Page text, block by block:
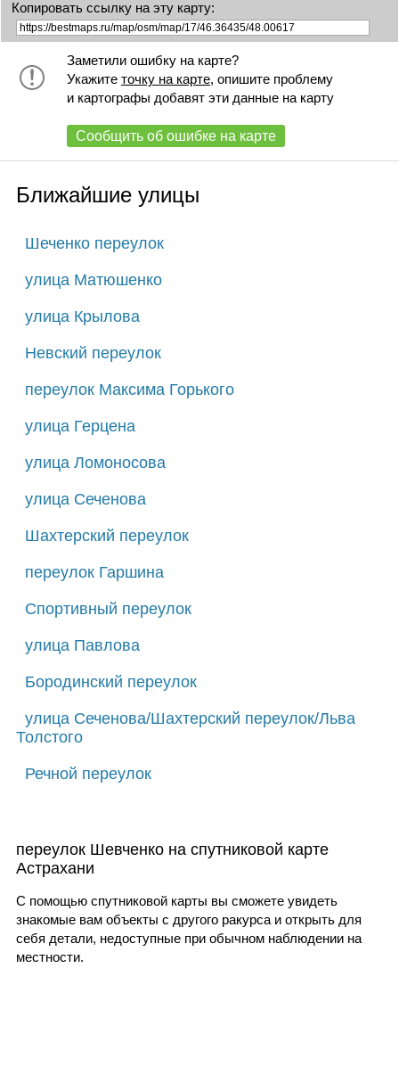
Копировать ссылку на эту карту:
Заметили ошибку на карте?
Укажите точку на карте, опишите проблему
и картографы добавят эти данные на карту
Сообщить об ошибке на карте
Ближайшие улицы
Шеченко переулок
улица Матюшенко
улица Крылова
Невский переулок
переулок Максима Горького
улица Герцена
улица Ломоносова
улица Сеченова
Шахтерский переулок
переулок Гаршина
Спортивный переулок
улица Павлова
Бородинский переулок
улица Сеченова/Шахтерский переулок/Льва
Толстого
Речной переулок
переулок Шевченко на спутниковой карте
Астрахани
С помощью спутниковой карты вы сможете увидеть
знакомые вам объекты с другого ракурса и открыть для
себя детали, недоступные при обычном наблюдении на
местности.